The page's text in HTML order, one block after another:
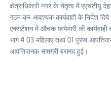
क्षेत्राधिकारी नगर के नेतृत्व में एएचटीयू
गठन कर आवश्यक कार्यवाही के निर्देश
एक्सटेंशन में औचक छापेमारी की
भाग में 03 महिलाएं तथा 01 पुरूष
आपत्तिजनक सामग्री बरामद हुई।